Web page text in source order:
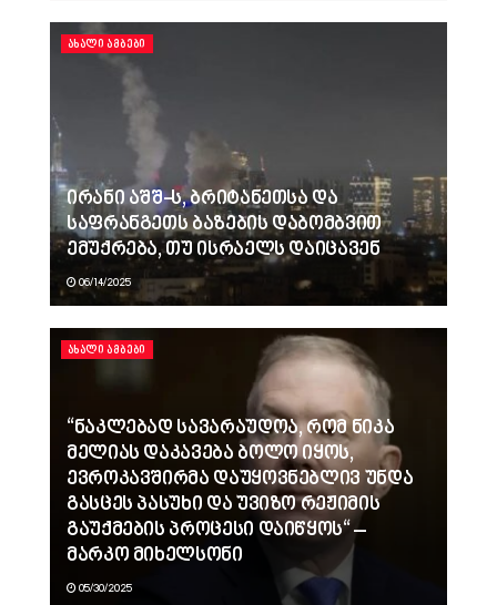
ᲐᲮᲐᲚᲘ ᲐᲛᲑᲔᲑᲘ
ირანი აშშ-ს, ბრიტანეთსა და
საფრანგეთს ბაზების დაბომბვით
ემუქრება, თუ ისრაელს დაიცავენ
06/14/2025
ᲐᲮᲐᲚᲘ ᲐᲛᲑᲔᲑᲘ
“ნაკლებად სავარაუდოა, რომ ნიკა
მელიას დაკავება ბოლო იყოს,
ევროკავშირმა დაუყოვნებლივ უნდა
გასცეს პასუხი და უვიზო რეჟიმის
გაუქმების პროცესი დაიწყოს“ –
მარკო მიხელსონი
05/30/2025